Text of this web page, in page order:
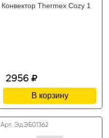
Конвектор Thermex Cozy 1
2956
В корзину
Арт. ЭдЭБ01362